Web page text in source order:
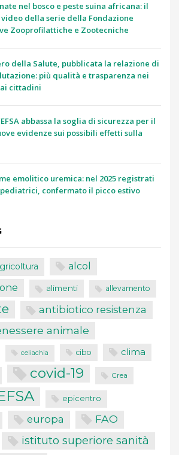
nel bosco e peste suina africana: il
della serie della Fondazione
Zooprofilattiche e Zootecniche
della Salute, pubblicata la relazione di
più qualità e trasparenza nei
cittadini
abbassa la soglia di sicurezza per il
evidenze sui possibili effetti sulla
emolitico uremica: nel 2025 registrati
pediatrici, confermato il picco estivo
alcol
alimenti allevamento
antibiotico resistenza
animale
celiachia cibo clima
covid-19 Crea
epicentro
europa FAO
istituto superiore sanità